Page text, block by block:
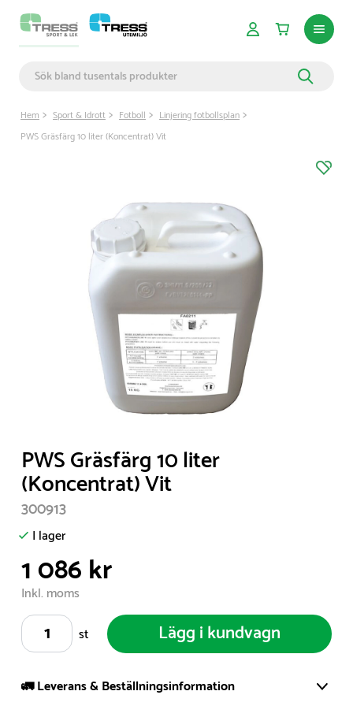
Hem Sport & Idrott Fotboll
Linjering fotbollsplan
PWS Gräsfärg 10 liter (Koncentrat) Vit
1
of
1
PWS Gräsfärg 10 liter
(Koncentrat) Vit
300913
I lager
1 086 kr
Inkl. moms
st
Lägg i kundvagn
🚛 Leverans & Beställningsinformation